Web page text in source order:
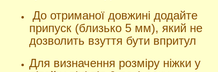
До отриманої довжині додайте
припуск (близько 5 мм), який не
дозволить взуття бути впритул
Для визначення розміру ніжки у